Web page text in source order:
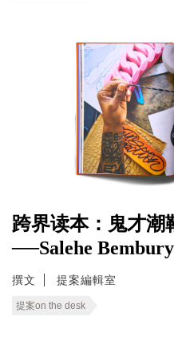
跨界读本：鬼才潮
──Salehe
撰文 提案編輯室
提案on the desk